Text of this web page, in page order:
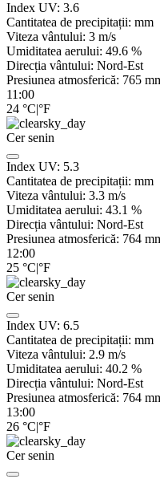
Index UV: 3.6
Cantitatea de precipitații: mm
Viteza vântului: 3 m/s
Umiditatea aerului: 49.6 %
Direcția vântului: Nord-Est
Presiunea atmosferică: 765
11:00
24 °C|°F
Cer senin
Index UV: 5.3
Cantitatea de precipitații: mm
Viteza vântului: 3.3 m/s
Umiditatea aerului: 43.1 %
Direcția vântului: Nord-Est
Presiunea atmosferică: 764
12:00
25 °C|°F
Cer senin
Index UV: 6.5
Cantitatea de precipitații: mm
Viteza vântului: 2.9 m/s
Umiditatea aerului: 40.2 %
Direcția vântului: Nord-Est
Presiunea atmosferică: 764
13:00
26 °C|°F
Cer senin